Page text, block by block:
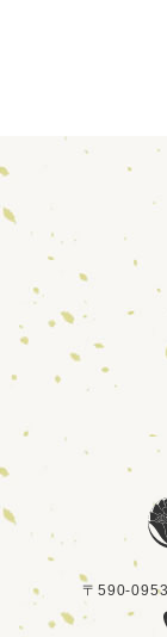
〒590-0953